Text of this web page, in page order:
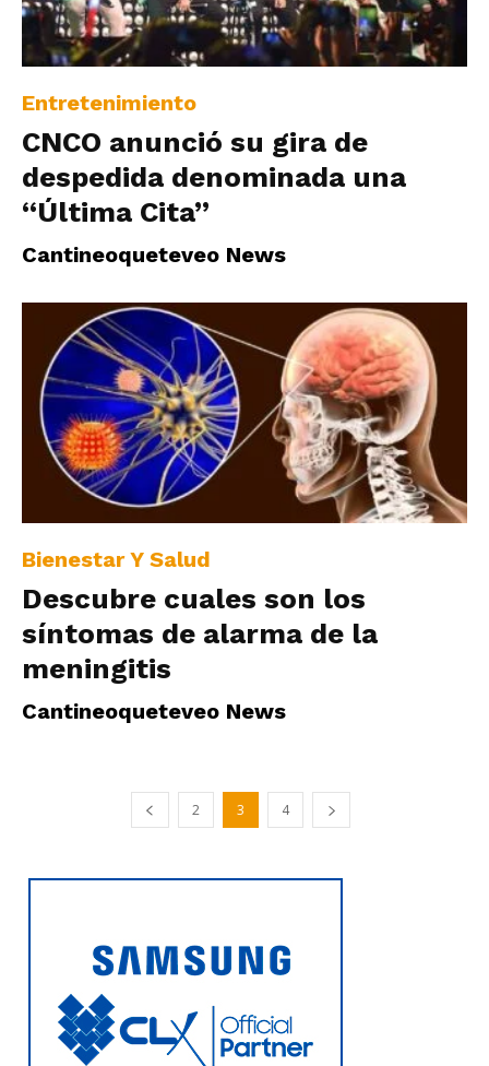
Entretenimiento
CNCO anunció su gira de
despedida denominada una
“Última Cita”
Cantineoqueteveo News
Bienestar Y Salud
Descubre cuales son los
síntomas de alarma de la
meningitis
Cantineoqueteveo News
2 3 4